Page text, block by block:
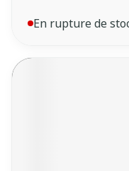
En rupture de